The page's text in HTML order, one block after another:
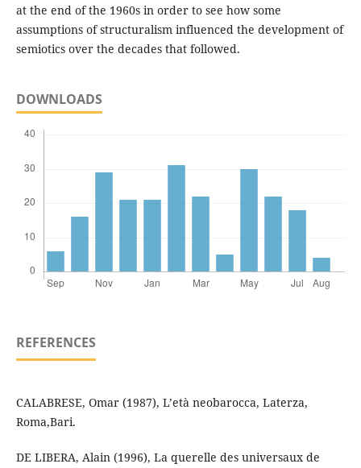
at the end of the 1960s in order to see how some
assumptions of structuralism influenced the development of
semiotics over the decades that followed.
DOWNLOADS
REFERENCES
CALABRESE, Omar (1987), L’età neobarocca, Laterza,
Roma,Bari.
DE LIBERA, Alain (1996), La querelle des universaux de